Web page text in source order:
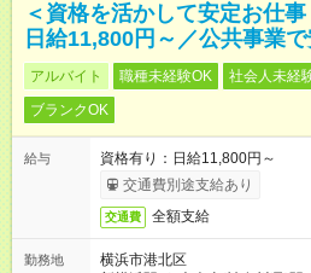
＜資格を活かして安定お仕
日給11,800円～／公共事業で
アルバイト 職種未経験OK 社会人未経
ブランクOK
給与
資格有り：日給11,800円～
交通費別途支給あり
交通費 全額支給
勤務地
横浜市港北区